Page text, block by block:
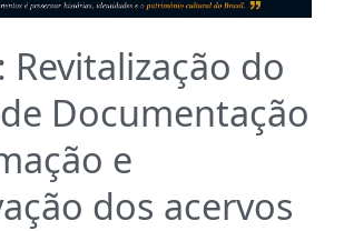
Revitalização do
Documentação
e
dos acervos